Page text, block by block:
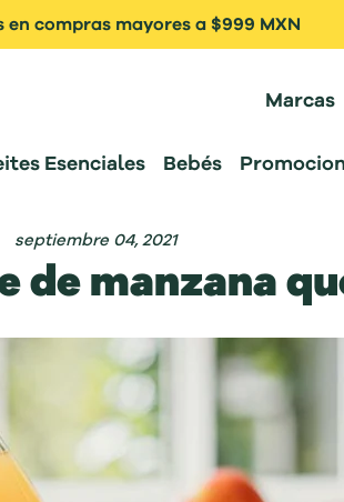
en compras mayores a $999 MXN
Marcas
Esenciales Bebés
septiembre 04, 2021
de manzana